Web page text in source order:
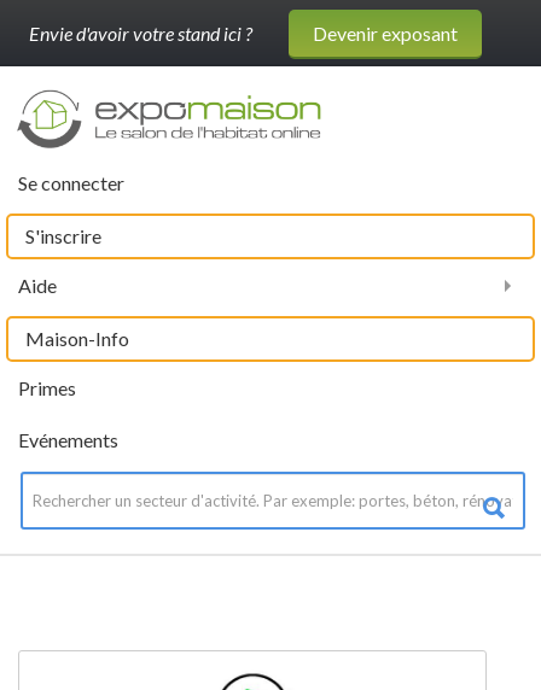
Envie d'avoir votre stand ici ? Devenir exposant
Se connecter
S'inscrire
Aide
Evénements
Primes
Maison-Info